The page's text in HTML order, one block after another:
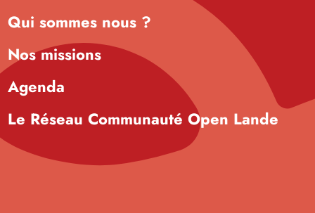
Qui sommes nous ?
Nos missions
Agenda
Le Réseau Communauté Open Lande